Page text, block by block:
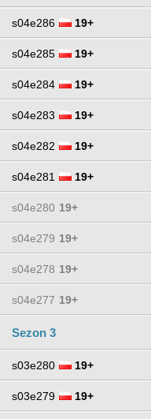
s04e286 19+
s04e285 19+
s04e284 19+
s04e283 19+
s04e282 19+
s04e281 19+
s04e280 19+
s04e279 19+
s04e278 19+
s04e277 19+
Sezon 3
s03e280 19+
s03e279 19+